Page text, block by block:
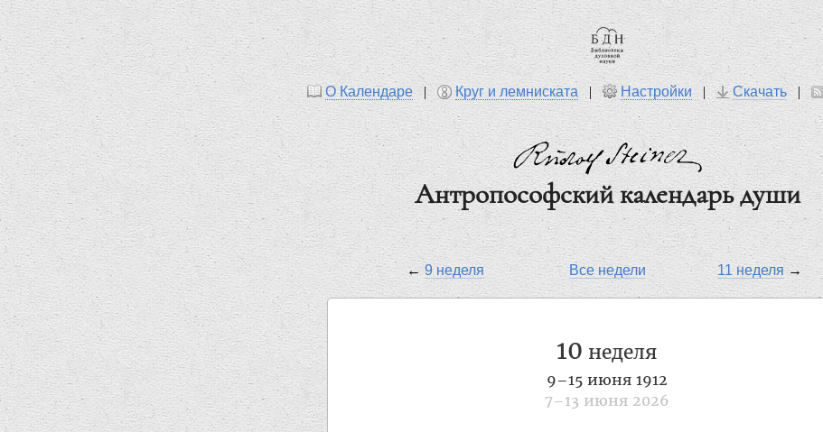
О Календаре | Круг и лемниската | Настройки| Скачать|
Антропософский календарь души
← 9 неделя Все недели 11 неделя→
10 неделя
9–15 июня 1912
7–13 июня 2026